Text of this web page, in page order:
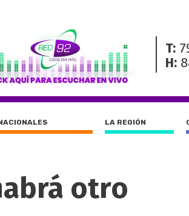
T:
H:
LA REGIÓN
otro